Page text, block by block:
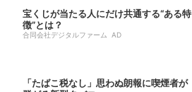
宝くじが当たる人にだけ共通する“ある特
徴”とは？
合同会社デジタルファーム AD
「たばこ税なし」思わぬ朗報に喫煙者が